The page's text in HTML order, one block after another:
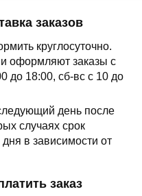
заказов
круглосуточно.
оформляют заказы с
до 18:00, сб-вс с 10 до
день после
случаях срок
в зависимости от
заказ